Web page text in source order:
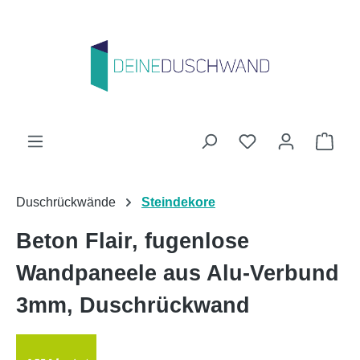
Du hast 0
Duschrückwände Steindekore
Beton Flair, fugenlose
Wandpaneele aus Alu-Verbund
3mm, Duschrückwand